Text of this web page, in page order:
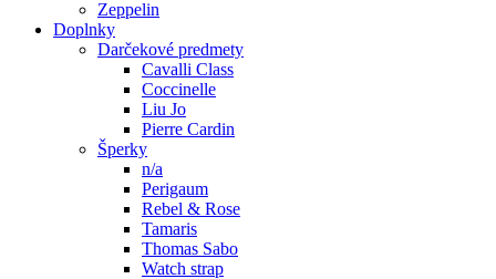
Zeppelin
Doplnky
Darčekové predmety
Cavalli Class
Coccinelle
Liu Jo
Pierre Cardin
Šperky
n/a
Perigaum
Rebel & Rose
Tamaris
Thomas Sabo
Watch strap